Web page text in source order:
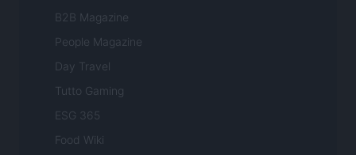
B2B Magazine
People Magazine
Day Travel
Tutto Gaming
ESG 365
Food Wiki